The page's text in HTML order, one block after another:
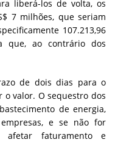
liberá-los de volta, os
7 milhões, que seriam
107.213,96
que, ao contrário dos
de dois dias para o
o valor. O sequestro dos
de energia,
e se não for
faturamento e